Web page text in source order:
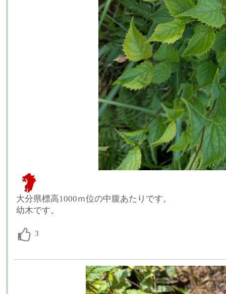
大分県標高1000ｍ位の中腹あたりです。
幼木です。